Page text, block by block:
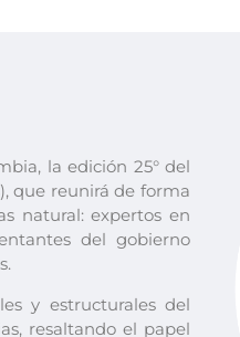
la edición 25° del
que reunirá de forma
natural: expertos en
del gobierno
y estructurales del
resaltando el papel